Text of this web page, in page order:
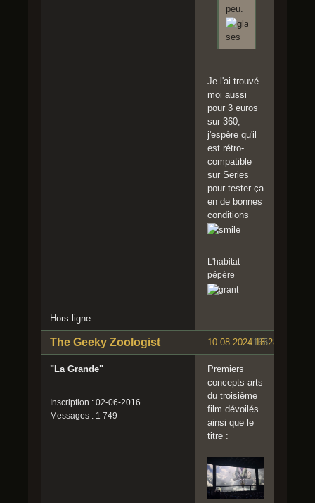
peu.
Je l'ai trouvé
moi aussi
pour 3 euros
sur 360,
j'espère qu'il
est rétro-
compatible
sur Series
pour tester ça
en de bonnes
conditions
L'habitat
pépère
Hors ligne
#165
10-08-2024 18:28:20
The Geeky Zoologist
"La Grande"
Inscription : 02-06-2016
Messages : 1 749
Premiers
concepts arts
du troisième
film dévoilés
ainsi que le
titre :